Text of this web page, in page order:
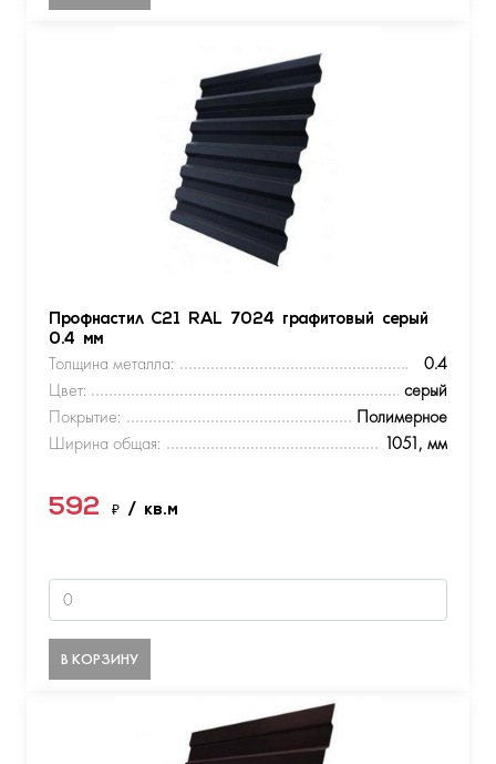
Профнастил С21 RAL 7024 графитовый серый
0.4 мм
Толщина металла:
0.4
Цвет:
серый
Покрытие:
Полимерное
Ширина общая:
1051, мм
592 ₽ / кв.м
В КОРЗИНУ